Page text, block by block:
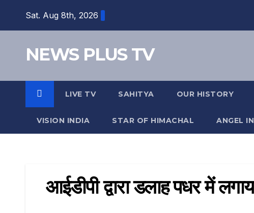
Sat. Aug 8th, 2026
NEWS PLUS TV
LIVE TV SAHITYA OUR HISTORY
VISION INDIA STAR OF HIMACHAL ANGEL
आईडीपी द्वारा डलाह पधर में